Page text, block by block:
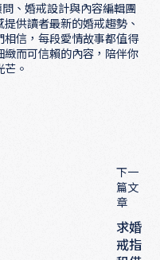
、婚戒設計與內容編輯團
供讀者最新的婚戒趨勢、
信，每段愛情故事都值得
而可信賴的內容，陪伴你
。
下一
篇文
章
求婚
戒指